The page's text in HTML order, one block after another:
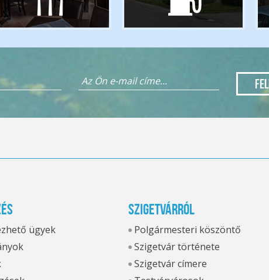
ügyek
Szigetvárról
Polgármesteri köszöntő
Szigetvár története
Szigetvár címere